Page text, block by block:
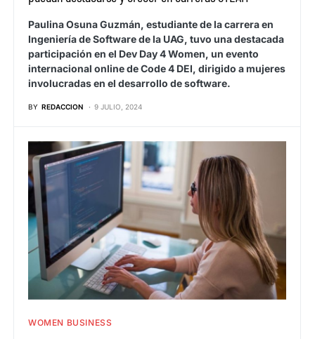
Paulina Osuna Guzmán, estudiante de la carrera en
Ingeniería de Software de la UAG, tuvo una destacada
participación en el Dev Day 4 Women, un evento
internacional online de Code 4 DEI, dirigido a mujeres
involucradas en el desarrollo de software.
BY REDACCION 9 JULIO, 2024
WOMEN BUSINESS